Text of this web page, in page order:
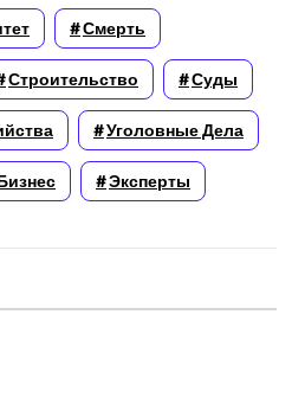
Смерть
Строительство Суды
Уголовные Дела
Эксперты